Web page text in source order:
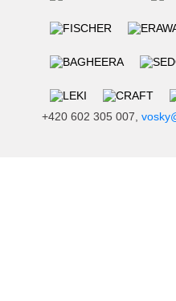
+420 602 305 007,